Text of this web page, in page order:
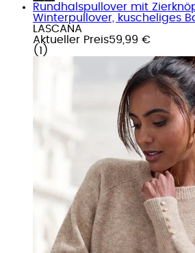
Rundhalspullover mit
Winterpullover, kuscheliges
LASCANA
Aktueller Preis59,99 €
( 1 )